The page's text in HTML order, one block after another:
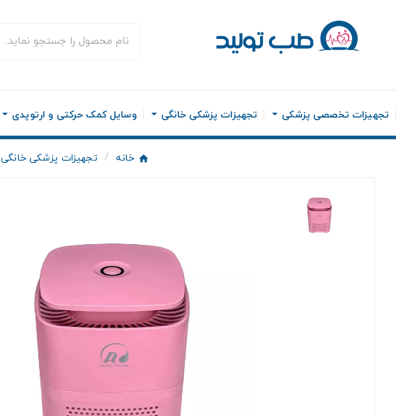
تجهیزات تخصصی پزشکی تجهیزات پزشکی خانگی وسایل کمک حرکتی و ارتوپدی
خانه تجهیزات پزشکی خانگی